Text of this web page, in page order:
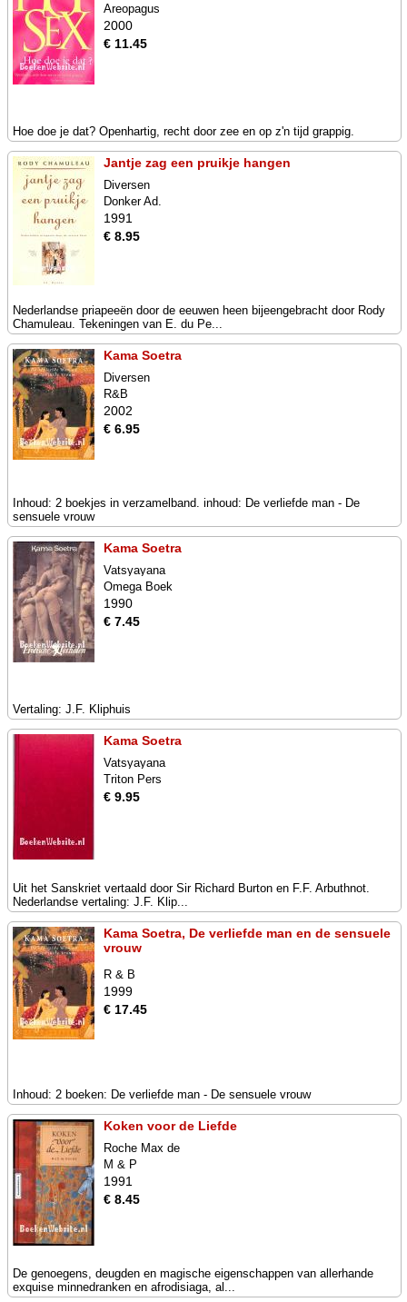
Areopagus
2000
€ 11.45
Hoe doe je dat? Openhartig, recht door zee en op z'n tijd grappig.
Jantje zag een pruikje hangen
Diversen
Donker Ad.
1991
€ 8.95
Nederlandse priapeeën door de eeuwen heen bijeengebracht door Rody
Chamuleau. Tekeningen van E. du Pe...
Kama Soetra
Diversen
R&B
2002
€ 6.95
Inhoud: 2 boekjes in verzamelband. inhoud: De verliefde man - De
sensuele vrouw
Kama Soetra
Vatsyayana
Omega Boek
1990
€ 7.45
Vertaling: J.F. Kliphuis
Kama Soetra
Vatsyayana
Triton Pers
€ 9.95
Uit het Sanskriet vertaald door Sir Richard Burton en F.F. Arbuthnot.
Nederlandse vertaling: J.F. Klip...
Kama Soetra, De verliefde man en de sensuele
vrouw
R & B
1999
€ 17.45
Inhoud: 2 boeken: De verliefde man - De sensuele vrouw
Koken voor de Liefde
Roche Max de
M & P
1991
€ 8.45
De genoegens, deugden en magische eigenschappen van allerhande
exquise minnedranken en afrodisiaga, al...